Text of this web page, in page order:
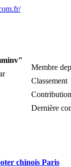
Membre
Classement
Dernière
chinois Paris